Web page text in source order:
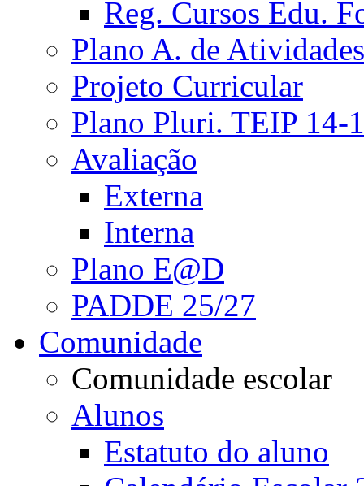
Reg. Cursos Edu.
Plano A. de Atividades
Projeto Curricular
Plano Pluri. TEIP 14-
Avaliação
Externa
Interna
Plano E@D
PADDE 25/27
Comunidade
Comunidade escolar
Alunos
Estatuto do aluno